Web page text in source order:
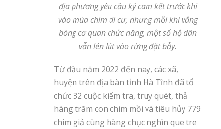
địa phương yêu cầu ký cam kết trước khi
vào mùa chim di cư, nhưng mỗi khi vắng
bóng cơ quan chức năng, một số hộ dân
vẫn lén lút vào rừng đặt bẫy.
Từ đầu năm 2022 đến nay, các xã,
huyện trên địa bàn tỉnh Hà Tĩnh đã tổ
chức 32 cuộc kiểm tra, truy quét, thả
hàng trăm con chim mồi và tiêu hủy 779
chim giả cùng hàng chục nghìn que tre